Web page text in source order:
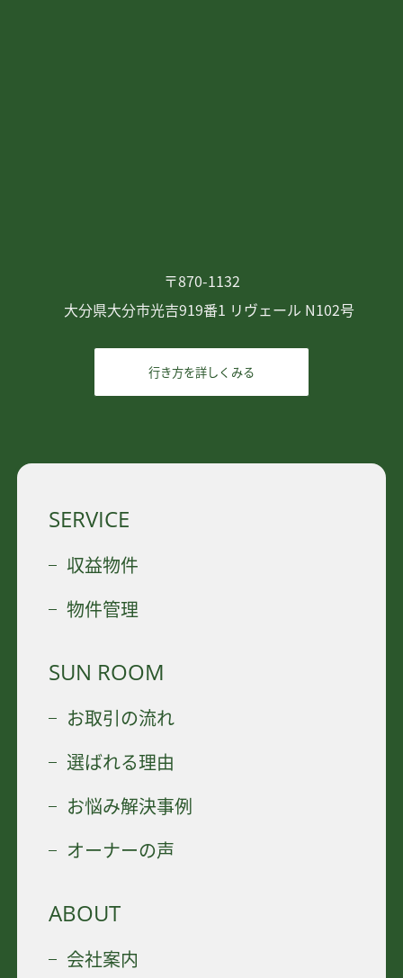
〒870-1132
大分県大分市光吉919番1 リヴェール N102号
行き方を詳しくみる
SERVICE
収益物件
物件管理
SUN ROOM
お取引の流れ
選ばれる理由
お悩み解決事例
オーナーの声
ABOUT
会社案内